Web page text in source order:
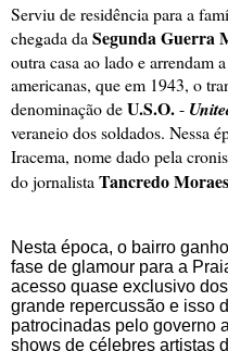
Serviu de residência para a
chegada da Segunda Guerra
outra casa ao lado e arrendam
americanas, que em 1943, o
denominação deU.S.O.-
veraneio dos soldados. Nessa
Iracema, nome dado pela
do jornalista Tancredo Moraes
Nesta época, o bairro
fase de glamour para a
acesso quase exclusivo
grande repercussão e isso
patrocinadas pelo governo
shows de célebres artistas